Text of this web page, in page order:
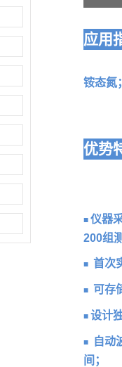
应用
铵态氮
优势
■ 仪器
200组
■ 首次
■ 可存
■ 设计
■
自动
间；